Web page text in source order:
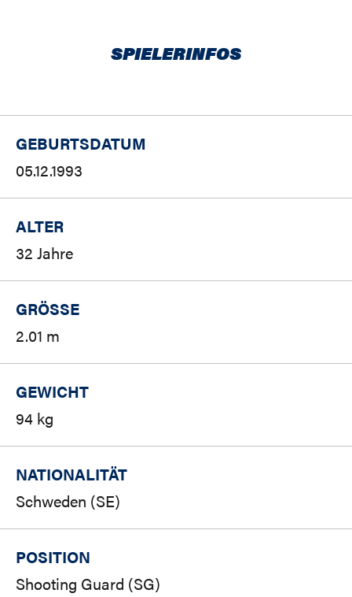
SPIELERINFOS
GEBURTSDATUM
05.12.1993
ALTER
32 Jahre
GRÖSSE
2.01 m
GEWICHT
94 kg
NATIONALITÄT
Schweden (SE)
POSITION
Shooting Guard (SG)